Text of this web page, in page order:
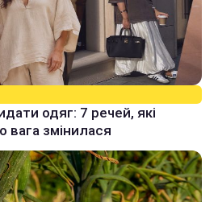
одяг: 7 речей, які
вага змінилася